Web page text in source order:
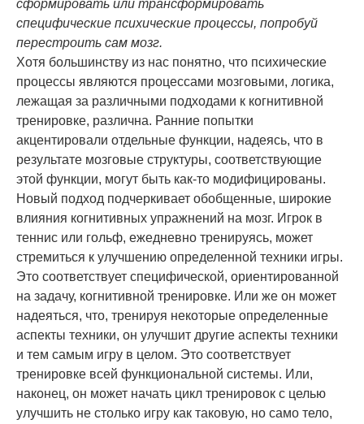
сформировать или трансформировать
специфические психические процессы, попробуй
перестроить сам мозг.
Хотя большинству из нас понятно, что психические
процессы являются процессами мозговыми, логика,
лежащая за различными подходами к когнитивной
тренировке, различна. Ранние попытки
акцентировали отдельные функции, надеясь, что в
результате мозговые структуры, соответствующие
этой функции, могут быть как-то модифицированы.
Новый подход подчеркивает обобщенные, широкие
влияния когнитивных упражнений на мозг. Игрок в
теннис или гольф, ежедневно тренируясь, может
стремиться к улучшению определенной техники игры.
Это соответствует специфической, ориентированной
на задачу, когнитивной тренировке. Или же он может
надеяться, что, тренируя некоторые определенные
аспекты техники, он улучшит другие аспекты техники
и тем самым игру в целом. Это соответствует
тренировке всей функциональной системы. Или,
наконец, он может начать цикл тренировок с целью
улучшить не столько игру как таковую, но само тело,